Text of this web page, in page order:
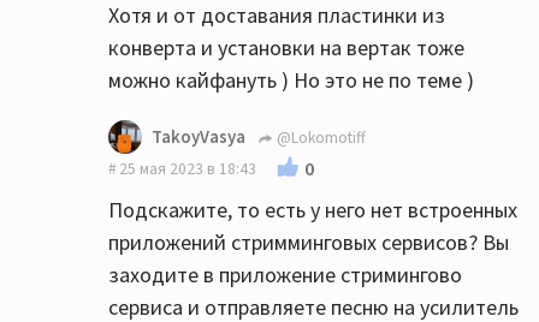
Хотя и от доставания пластинки из
конверта и установки на вертак тоже
можно кайфануть ) Но это не по теме )
TakoyVasya
@Lokomotiff
25 мая 2023 в 18:43
0
Подскажите, то есть у него нет встроенных
приложений стримминговых сервисов? Вы
заходите в приложение стримингово
сервиса и отправляете песню на усилитель